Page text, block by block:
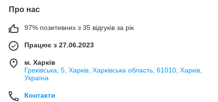
Про нас
97% позитивних з 35 відгуків за рік
Працює з 27.06.2023
м. Харків
Греківська, 5, Харків, Харківська область, 61010, Харків,
Україна
Контакти